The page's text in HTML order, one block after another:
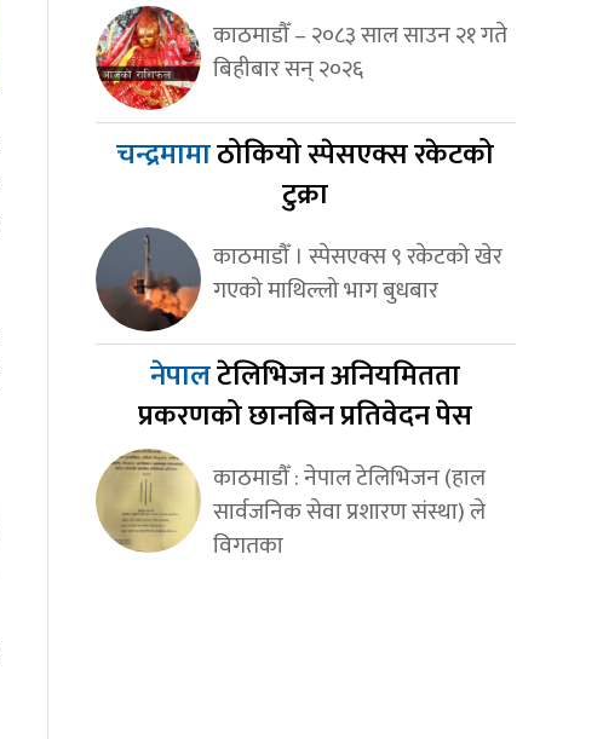
काठमाडौँ – २०८३ साल साउन २१ गते
बिहीबार सन् २०२६
चन्द्रमामाठोकियो स्पेसएक्स रकेटको
टुक्रा
काठमाडौँ । स्पेसएक्स ९ रकेटको खेर
गएको माथिल्लो भाग बुधबार
नेपालटेलिभिजन अनियमितता
प्रकरणको छानबिन प्रतिवेदन पेस
काठमाडौँ : नेपाल टेलिभिजन (हाल
सार्वजनिक सेवा प्रशारण संस्था) ले
विगतका